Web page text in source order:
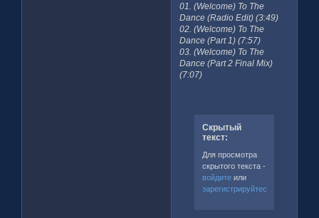
01. (Welcome) To The
Dance (Radio Edit) (3:49)
02. (Welcome) To The
Dance (Part 1) (7:57)
03. (Welcome) To The
Dance (Part 2 Final Mix)
(7:07)
Скрытый
текст:
Для просмотра
скрытого текста -
войдитеили
зарегистрируйтесь